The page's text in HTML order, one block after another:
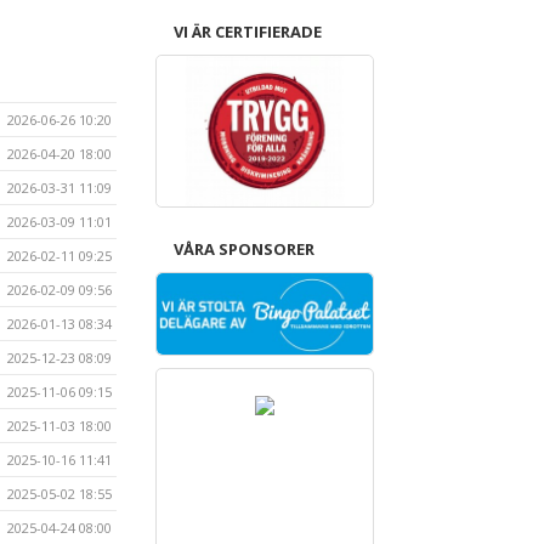
2026-06-26 10:20
2026-04-20 18:00
2026-03-31 11:09
2026-03-09 11:01
2026-02-11 09:25
2026-02-09 09:56
2026-01-13 08:34
2025-12-23 08:09
2025-11-06 09:15
2025-11-03 18:00
2025-10-16 11:41
2025-05-02 18:55
2025-04-24 08:00
VI ÄR CERTIFIERADE
VÅRA SPONSORER